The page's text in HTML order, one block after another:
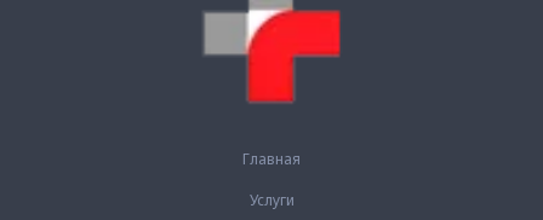
Главная
Услуги